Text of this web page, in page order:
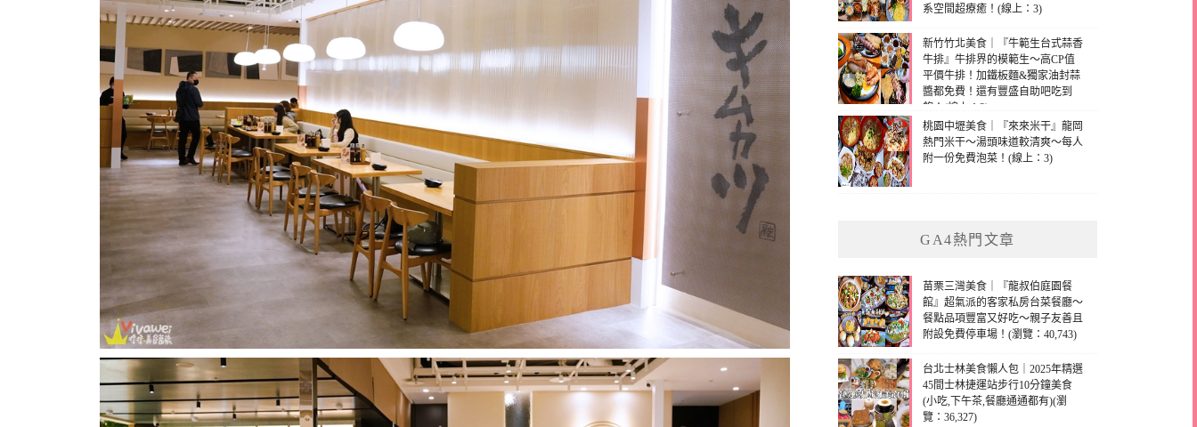
系空間超療癒！(線上：3)
新竹竹北美食｜『牛範生台式蒜香
牛排』牛排界的模範生～高CP值
平價牛排！加鐵板麵&獨家油封蒜
醬都免費！還有豐盛自助吧吃到
飽！(線上：3)
桃園中壢美食｜『來來米干』龍岡
熱門米干～湯頭味道較清爽～每人
附一份免費泡菜！(線上：3)
GA4熱門文章
苗栗三灣美食｜『龍叔伯庭園餐
館』超氣派的客家私房台菜餐廳～
餐點品項豐富又好吃～親子友善且
附設免費停車場！(瀏覽：40,743)
台北士林美食懶人包｜2025年精選
45間士林捷運站步行10分鐘美食
(小吃,下午茶,餐廳通通都有)(瀏
覽：36,327)